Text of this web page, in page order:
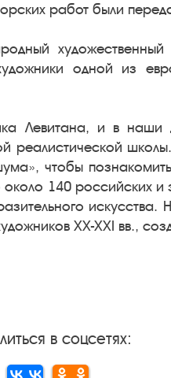
работ были
одной из
Левитана, и в наши
чтобы
140 российских
XX-XXI вв.,
в соцсетях: